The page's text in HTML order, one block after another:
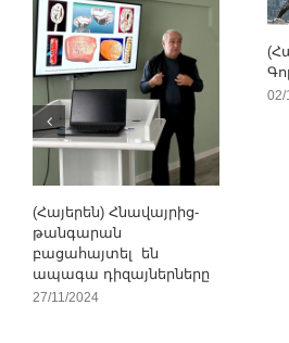
(Հայերեն) Հնավայրից-
թանգարան
բացահայտել են
ապագա դիզայներները
27/11/2024
02/